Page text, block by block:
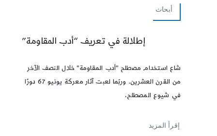
أبحاث
إطلالة في تعريف “أدب المقاومة”
شاع استخدام مصطلح "أدب المقاومة" خلال النصف الآخر
من القرن العشرين. وربّما لعبت آثار معركة يونيو 67 دورًا
في شيوع المصطلح،
إقرأ المزيد